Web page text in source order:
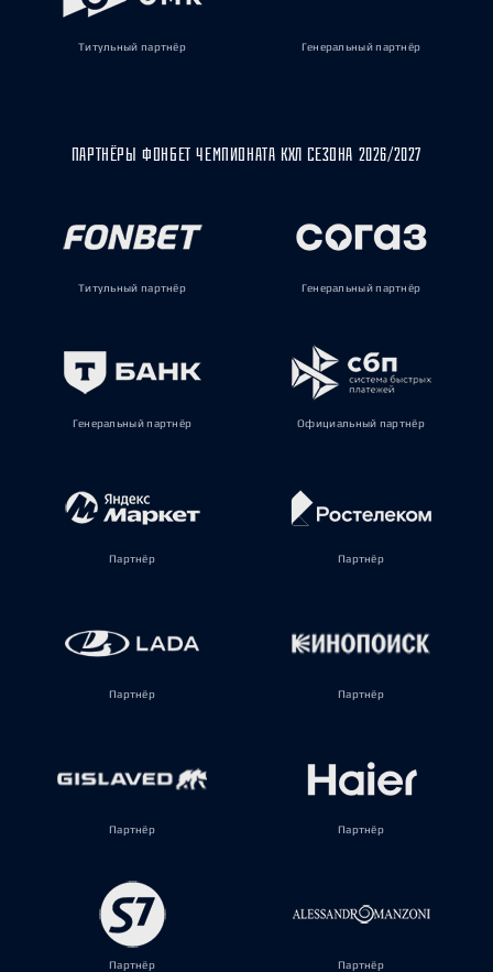
Титульный партнёр Генеральный партнёр
ПАРТНЁРЫ ФОНБЕТ ЧЕМПИОНАТА КХЛ СЕЗОНА 2026/2027
Титульный партнёр Генеральный партнёр
Генеральный партнёр Официальный партнёр
Партнёр Партнёр
Партнёр Партнёр
Партнёр Партнёр
Партнёр Партнёр